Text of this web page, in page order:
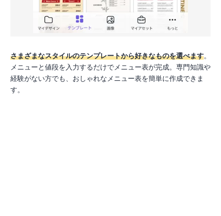
さまざまなスタイルのテンプレートから好きなものを選べます。
メニューと値段を入力するだけでメニュー表が完成。専門知識や
経験がない方でも、おしゃれなメニュー表を簡単に作成できま
す。